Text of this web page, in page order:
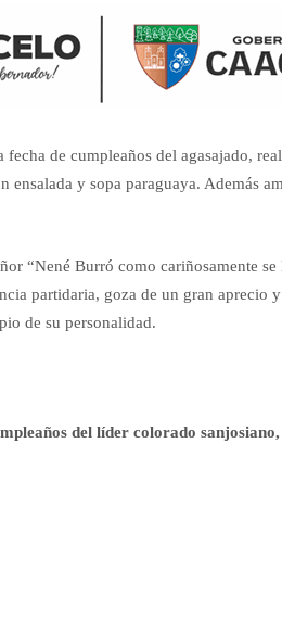
fecha de cumpleaños del agasajado,
ensalada y sopa paraguaya. Además
“Nené Burró como cariñosamente
partidaria, goza de un gran aprecio
de su personalidad.
del líder colorado